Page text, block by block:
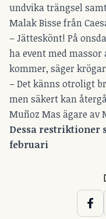
undvika trängsel
Malak Bisse från
– Jätteskönt! På
ha event med
kommer, säger
– Det känns otroligt
men säkert kan
Muñoz Mas ägare av
Dessa restriktioner
februari